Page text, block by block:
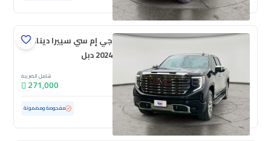
جي إم سي سييرا دينالي
2024 دبل
شامل الضريبة
271,000
مستعملة 25,451 كم ممشى قليل مفحوصة ومضمونة